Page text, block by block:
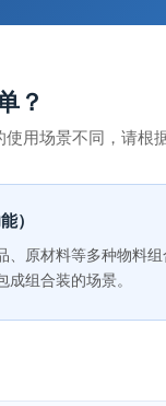
？
使用场景不同，请根
）
、原材料等多种物料
成组合装的场景。